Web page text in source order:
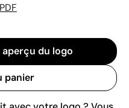
du logo
panier